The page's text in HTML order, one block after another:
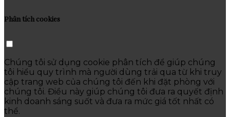
Phân tích cookies
Chúng tôi sử dụng cookie phân tích để giúp chúng
tôi hiểu quy trình mà người dùng trải qua từ khi truy
cập trang web của chúng tôi đến khi đặt phòng với
chúng tôi. Điều này giúp chúng tôi đưa ra quyết định
kinh doanh sáng suốt và đưa ra mức giá tốt nhất có
thể.